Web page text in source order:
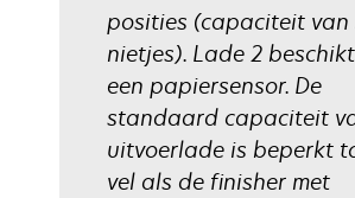
posities (capaciteit
nietjes). Lade 2
een papiersensor. De
standaard capaciteit
uitvoerlade is beperkt
vel als de finisher met